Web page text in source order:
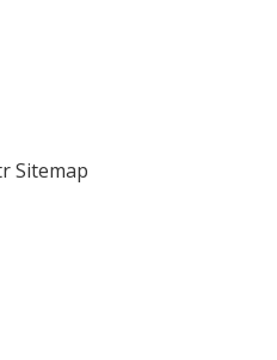
Sitemap